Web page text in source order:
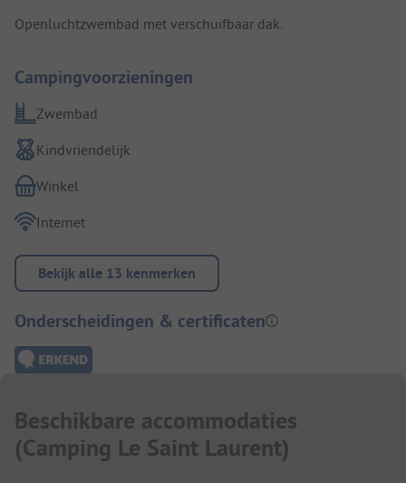
Openluchtzwembad met verschuifbaar dak.
Campingvoorzieningen
Zwembad
Kindvriendelijk
Winkel
Internet
Bekijk alle 13 kenmerken
Onderscheidingen & certificaten
Beschikbare accommodaties
(Camping Le Saint Laurent)